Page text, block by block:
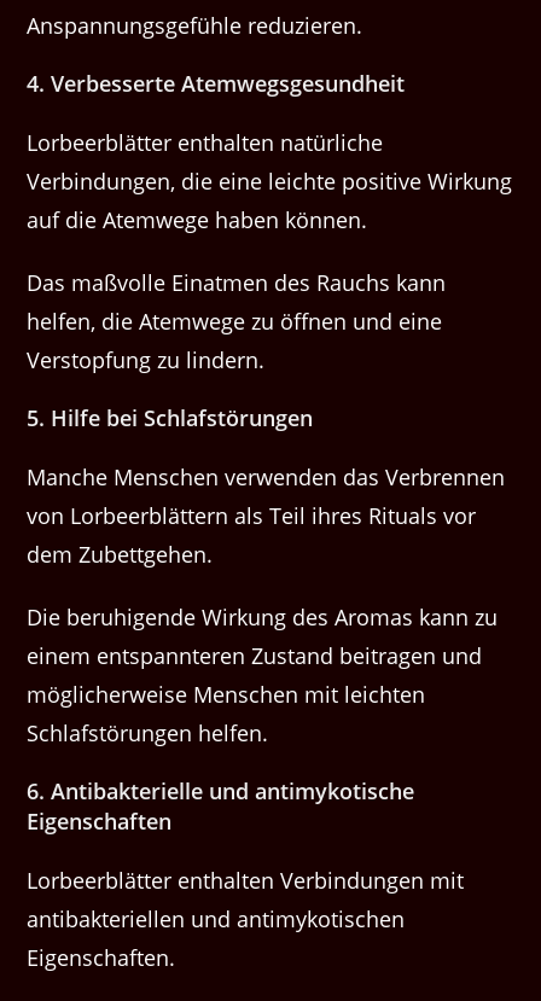
Anspannungsgefühle reduzieren.
4. Verbesserte Atemwegsgesundheit
Lorbeerblätter enthalten natürliche
Verbindungen, die eine leichte positive Wirkung
auf die Atemwege haben können.
Das maßvolle Einatmen des Rauchs kann
helfen, die Atemwege zu öffnen und eine
Verstopfung zu lindern.
5. Hilfe bei Schlafstörungen
Manche Menschen verwenden das Verbrennen
von Lorbeerblättern als Teil ihres Rituals vor
dem Zubettgehen.
Die beruhigende Wirkung des Aromas kann zu
einem entspannteren Zustand beitragen und
möglicherweise Menschen mit leichten
Schlafstörungen helfen.
6. Antibakterielle und antimykotische
Eigenschaften
Lorbeerblätter enthalten Verbindungen mit
antibakteriellen und antimykotischen
Eigenschaften.